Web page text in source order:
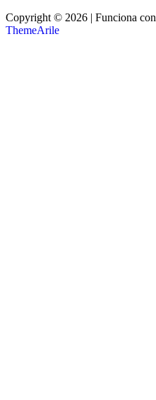
Copyright © 2026 | Funciona con
ThemeArile